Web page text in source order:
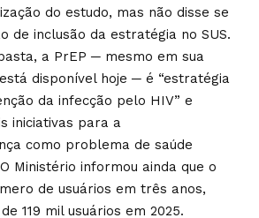
do estudo, mas não disse se
de inclusão da estratégia no SUS.
a PrEP ─ mesmo em sua
disponível hoje ─ é “estratégia
da infecção pelo HIV” e
iniciativas para a
como problema de saúde
Ministério informou ainda que o
de usuários em três anos,
119 mil usuários em 2025.